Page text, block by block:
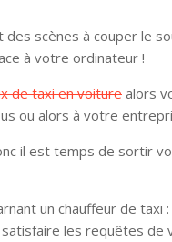
scènes à couper le
à votre ordinateur !
de taxi en voiture alors
ou alors à votre
il est temps de sortir
un chauffeur de
les requêtes de